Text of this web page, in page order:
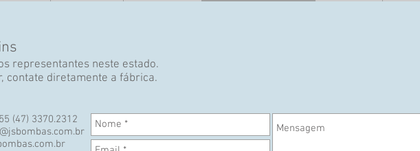
representantes neste estado.
contate diretamente a fábrica.
(47) 3370.2312